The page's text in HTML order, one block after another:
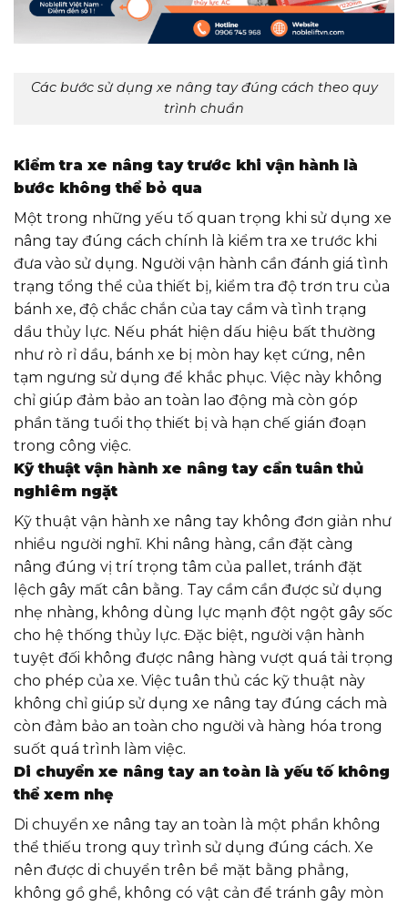
Các bước sử dụng xe nâng tay đúng cách theo quy
trình chuẩn
Kiểm tra xe nâng tay trước khi vận hành là
bước không thể bỏ qua
Một trong những yếu tố quan trọng khi sử dụng xe
nâng tay đúng cách chính là kiểm tra xe trước khi
đưa vào sử dụng. Người vận hành cần đánh giá tình
trạng tổng thể của thiết bị, kiểm tra độ trơn tru của
bánh xe, độ chắc chắn của tay cầm và tình trạng
dầu thủy lực. Nếu phát hiện dấu hiệu bất thường
như rò rỉ dầu, bánh xe bị mòn hay kẹt cứng, nên
tạm ngưng sử dụng để khắc phục. Việc này không
chỉ giúp đảm bảo an toàn lao động mà còn góp
phần tăng tuổi thọ thiết bị và hạn chế gián đoạn
trong công việc.
Kỹ thuật vận hành xe nâng tay cần tuân thủ
nghiêm ngặt
Kỹ thuật vận hành xe nâng tay không đơn giản như
nhiều người nghĩ. Khi nâng hàng, cần đặt càng
nâng đúng vị trí trọng tâm của pallet, tránh đặt
lệch gây mất cân bằng. Tay cầm cần được sử dụng
nhẹ nhàng, không dùng lực mạnh đột ngột gây sốc
cho hệ thống thủy lực. Đặc biệt, người vận hành
tuyệt đối không được nâng hàng vượt quá tải trọng
cho phép của xe. Việc tuân thủ các kỹ thuật này
không chỉ giúp sử dụng xe nâng tay đúng cách mà
còn đảm bảo an toàn cho người và hàng hóa trong
suốt quá trình làm việc.
Di chuyển xe nâng tay an toàn là yếu tố không
thể xem nhẹ
Di chuyển xe nâng tay an toàn là một phần không
thể thiếu trong quy trình sử dụng đúng cách. Xe
nên được di chuyển trên bề mặt bằng phẳng,
không gồ ghề, không có vật cản để tránh gây mòn